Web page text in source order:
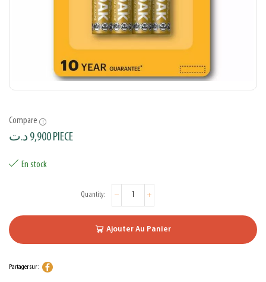
Compare
9,900د.ت PIECE
En stock
Ajouter Au Panier
Partager sur :